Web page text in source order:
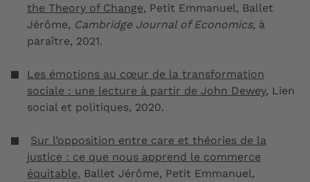
the Theory of Change, Petit Emmanuel, Ballet
Jérôme, Cambridge Journal of Economics, à
paraître, 2021.
Les émotions au cœur de la transformation
sociale : une lecture à partir de John Dewey, Lien
social et politiques, 2020.
Sur l’opposition entre care et théories de la
justice : ce que nous apprend le commerce
équitable, Ballet Jérôme, Petit Emmanuel,